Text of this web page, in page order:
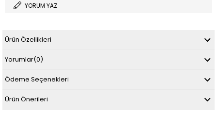
YORUM YAZ
Ürün Özellikleri
Yorumlar(0)
Ödeme Seçenekleri
Ürün Önerileri